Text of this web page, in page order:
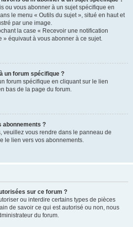
ou vous abonner à un sujet spécifique en
le menu « Outils du sujet », situé en haut et
par une image.
la case « Recevoir une notification
» équivaut à vous abonner à ce sujet.
un forum spécifique ?
forum spécifique en cliquant sur le lien
bas de la page du forum.
abonnements ?
veuillez vous rendre dans le panneau de
le lien vers vos abonnements.
sur ce forum ?
ou interdire certains types de pièces
de savoir ce qui est autorisé ou non, nous
du forum.